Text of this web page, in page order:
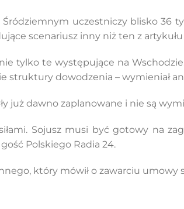
uczestniczy blisko 36
scenariusz inny niż ten z artykułu
tylko te występujące na
struktury dowodzenia – wymieniał
już dawno zaplanowane i nie są
Sojusz musi być gotowy na
Polskiego Radia 24.
który mówił o zawarciu umowy